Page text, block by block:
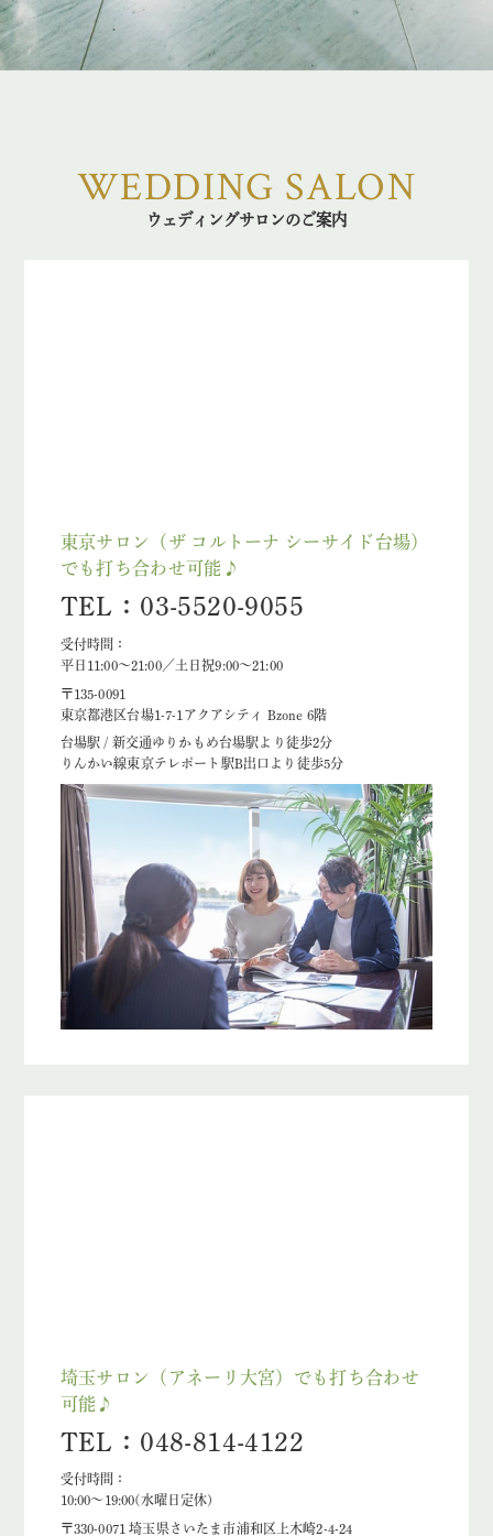
WEDDING SALON
ウェディングサロンのご案内
東京サロン（ザ コルトーナ シーサイド台場）
でも打ち合わせ可能♪
TEL：03-5520-9055
受付時間：
平日11:00～21:00／土日祝9:00～21:00
〒135-0091
東京都港区台場1-7-1アクアシティ Bzone 6階
台場駅 / 新交通ゆりかもめ台場駅より徒歩2分
りんかい線東京テレポート駅B出口より徒歩5分
埼玉サロン（アネーリ大宮）でも打ち合わせ
可能♪
TEL：048-814-4122
受付時間：
10:00〜19:00(水曜日定休)
〒330-0071 埼玉県さいたま市浦和区上木崎2-4-24